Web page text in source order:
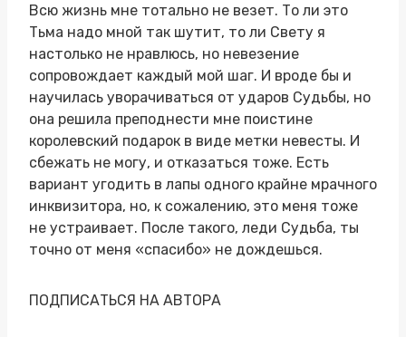
Всю жизнь мне тотально не везет. То ли это
Тьма надо мной так шутит, то ли Свету я
настолько не нравлюсь, но невезение
сопровождает каждый мой шаг. И вроде бы и
научилась уворачиваться от ударов Судьбы, но
она решила преподнести мне поистине
королевский подарок в виде метки невесты. И
сбежать не могу, и отказаться тоже. Есть
вариант угодить в лапы одного крайне мрачного
инквизитора, но, к сожалению, это меня тоже
не устраивает. После такого, леди Судьба, ты
точно от меня «спасибо» не дождешься.
ПОДПИСАТЬСЯ НА АВТОРА